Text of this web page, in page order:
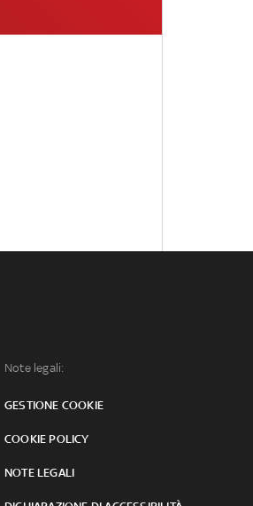
Note legali:
GESTIONE COOKIE
COOKIE POLICY
NOTE LEGALI